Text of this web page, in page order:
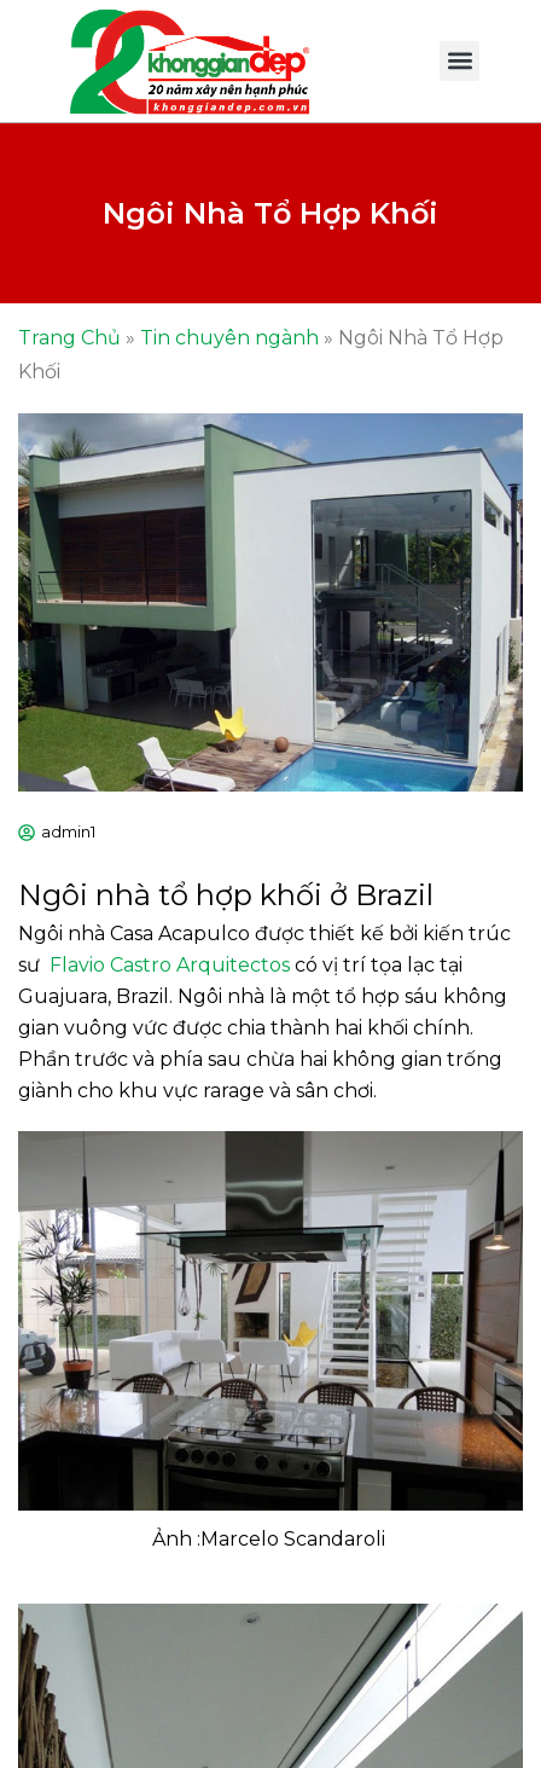
Ngôi Nhà Tổ Hợp Khối
Trang Chủ » Tin chuyên ngành » Ngôi Nhà Tổ Hợp
Khối
admin1
Ngôi nhà tổ hợp khối ở Brazil
Ngôi nhà Casa Acapulco được thiết kế bởi kiến trúc
sư Flavio Castro Arquitectos có vị trí tọa lạc tại
Guajuara, Brazil. Ngôi nhà là một tổ hợp sáu không
gian vuông vức được chia thành hai khối chính.
Phần trước và phía sau chừa hai không gian trống
giành cho khu vực rarage và sân chơi.
Ảnh :Marcelo Scandaroli